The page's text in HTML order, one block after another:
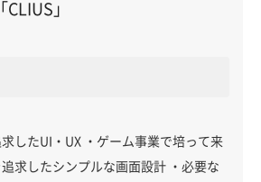
「CLIUS」
したUI・UX ・ゲーム事業で培って来
求したシンプルな画面設計 ・必要な